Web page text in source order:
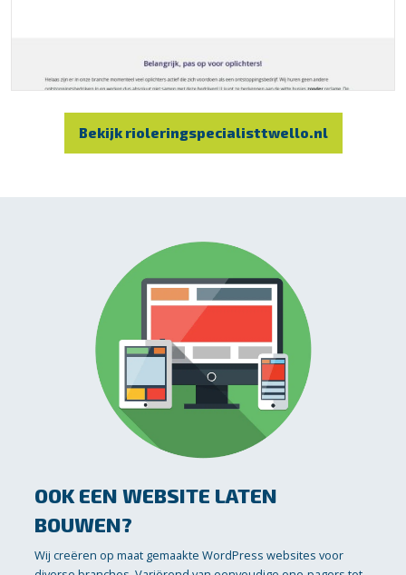
Bekijk rioleringspecialisttwello.nl
OOK EEN WEBSITE LATEN
BOUWEN?
Wij creëren op maat gemaakte WordPress websites voor